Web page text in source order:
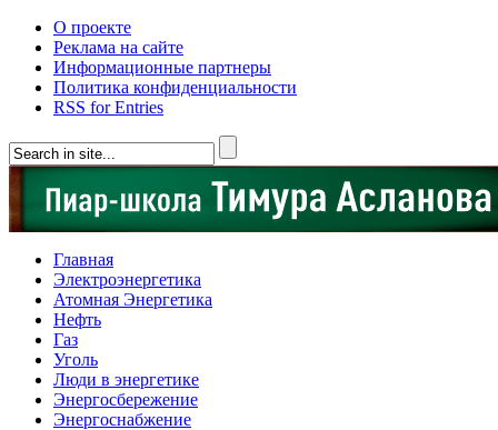
О проекте
Реклама на сайте
Информационные партнеры
Политика конфиденциальности
RSS for Entries
Главная
Электроэнергетика
Атомная Энергетика
Нефть
Газ
Уголь
Люди в энергетике
Энергосбережение
Энергоснабжение